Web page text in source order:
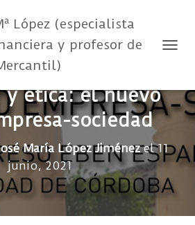
López (especialista
y profesor de
y ética: el nuevo
sociedad
María López Jiménezel11
junio, 2021